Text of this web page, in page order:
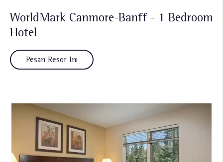
WorldMark Canmore-Banff - 1 Bedroom
Hotel
Pesan Resor Ini